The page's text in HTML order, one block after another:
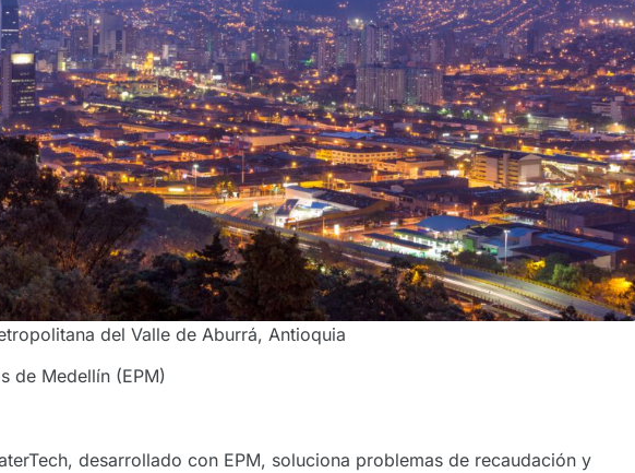
del Valle de Aburrá, Antioquia
de Medellín (EPM)
desarrollado con EPM, soluciona problemas de recaudación y